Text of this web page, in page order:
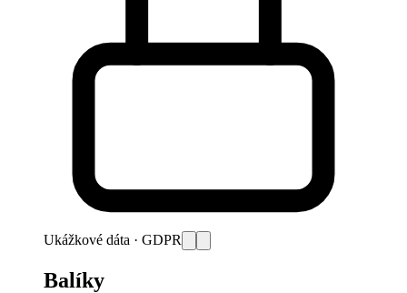
Ukážkové dáta · GDPR
Balíky